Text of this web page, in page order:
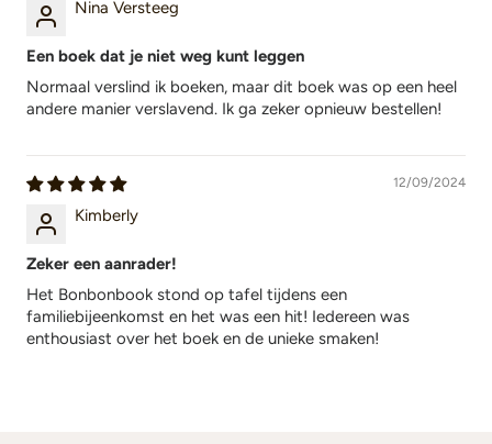
Nina Versteeg
Een boek dat je niet weg kunt leggen
Normaal verslind ik boeken, maar dit boek was op een heel
andere manier verslavend. Ik ga zeker opnieuw bestellen!
12/09/2024
Kimberly
Zeker een aanrader!
Het Bonbonbook stond op tafel tijdens een
familiebijeenkomst en het was een hit! Iedereen was
enthousiast over het boek en de unieke smaken!